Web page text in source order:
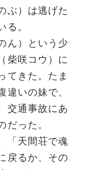
ぶ）は逃げた
る。
ん）という少
柴咲コウ）に
てきた。たま
違いの妹で、
交通事故にあ
だった。
「天間荘で魂
戻るか、その